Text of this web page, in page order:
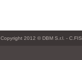
Copyright 2012 © DBM S.r.l. -